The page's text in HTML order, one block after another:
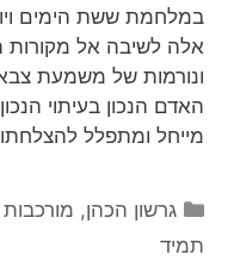
במלחמת ששת הימים
אלה לשיבה אל מקורות
ונורמות של משמעת
האדם הנכון בעיתוי
מייחל ומתפלל
קטגוריות
גרשון הכהן, מורכבות
תמיד